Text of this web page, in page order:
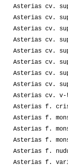
Asterias cv.
Asterias cv.
Asterias cv.
Asterias cv.
Asterias cv.
Asterias cv.
Asterias cv.
Asterias cv.
Asterias cv. v-
Asterias f.
Asterias f.
Asterias f.
Asterias f.
Asterias f.
Asterias f.